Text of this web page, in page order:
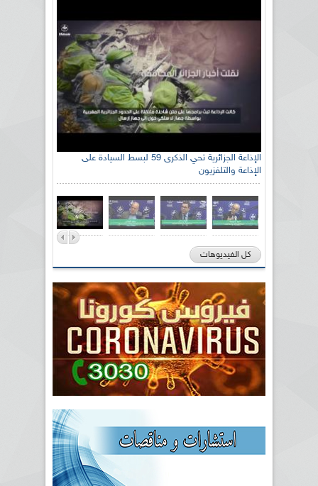
الإذاعة الجزائرية تحي الذكرى 59 لبسط السيادة على
الإذاعة والتلفزيون
كل الفيديوهات